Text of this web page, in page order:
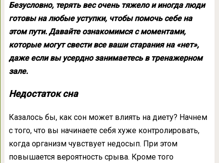
Безусловно, терять вес очень тяжело и иногда люди
готовы на любые уступки, чтобы помочь себе на
этом пути. Давайте ознакомимся с моментами,
которые могут свести все ваши старания на «нет»,
даже если вы усердно занимаетесь в тренажерном
зале.
Недостаток сна
Казалось бы, как сон может влиять на диету? Начнем
с того, что вы начинаете себя хуже контролировать,
когда организм чувствует недосып. При этом
повышается вероятность срыва. Кроме того